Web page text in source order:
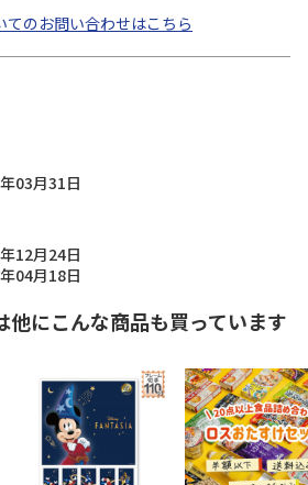
てのお問い合わせはこちら
03月31日
12月24日
04月18日
他にこんな商品も買っています